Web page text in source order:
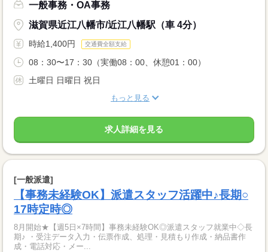
一般事務・OA事務
滋賀県近江八幡市/近江八幡駅（車 4分）
時給1,400円 交通費全額支給
08：30〜17：30（実働08：00、休憩01：00）
土曜日 日曜日 祝日
もっと見る
求人詳細を見る
[一般派遣]
【事務未経験OK】派遣スタッフ活躍中♪長期○
17時定時◎
8月開始★【週5日×7時間】事務未経験OK◎派遣スタッフ就業中◇長
期♪ ・受注データ入力・伝票作成、処理・見積もり作成・納品書作
成・電話対応・メー...